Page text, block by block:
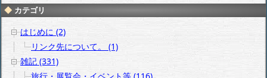
カテゴリ
はじめに (2)
リンク先について。 (1)
雑記 (331)